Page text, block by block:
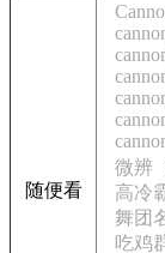
随便看
微辨
高冷
舞团
吃鸡